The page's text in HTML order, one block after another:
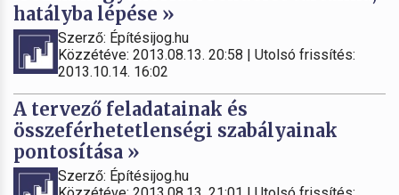
hatályba lépése »
Szerző: Építésijog.hu
Közzétéve: 2013.08.13. 20:58 | Utolsó frissítés:
2013.10.14. 16:02
A tervező feladatainak és
összeférhetetlenségi szabályainak
pontosítása »
Szerző: Építésijog.hu